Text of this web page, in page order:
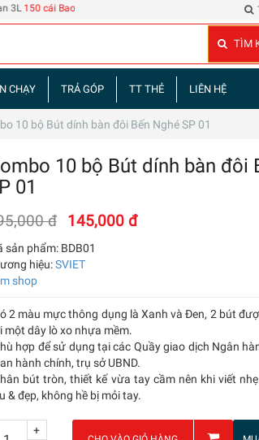
cái Bao đựng thẻ nhân viên 108 | 60 tập truyện tranh
TÌM
CHẠY TRẢ GÓP TT THẺ LIÊN HỆ
10 bộ Bút dính bàn đôi Bến Nghé SP 01
10 bộ Bút dính bàn đôi
01
đ 145,000 đ
sản phẩm: BDB01
hiệu:SVIET
shop
2 màu mực thông dụng là Xanh và Đen, 2 bút
một dây lò xo nhựa mềm.
hợp để sử dụng tại các Quầy giao dịch Ngân
hành chính, trụ sở UBND.
bút tròn, thiết kế vừa tay cầm nên khi viết
& đẹp, không hề bị mỏi tay.
+